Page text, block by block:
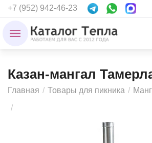
+7 (952) 942-46-23
Казан-мангал
Главная / Товары для пикника /
/